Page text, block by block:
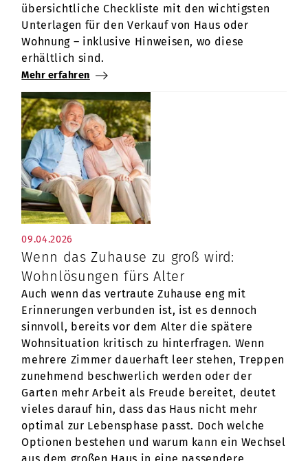
übersichtliche Checkliste mit den wichtigsten
Unterlagen für den Verkauf von Haus oder
Wohnung – inklusive Hinweisen, wo diese
erhältlich sind.
Mehr erfahren
09.04.2026
Wenn das Zuhause zu groß wird:
Wohnlösungen fürs Alter
Auch wenn das vertraute Zuhause eng mit
Erinnerungen verbunden ist, ist es dennoch
sinnvoll, bereits vor dem Alter die spätere
Wohnsituation kritisch zu hinterfragen. Wenn
mehrere Zimmer dauerhaft leer stehen, Treppen
zunehmend beschwerlich werden oder der
Garten mehr Arbeit als Freude bereitet, deutet
vieles darauf hin, dass das Haus nicht mehr
optimal zur Lebensphase passt. Doch welche
Optionen bestehen und warum kann ein Wechsel
aus dem großen Haus in eine passendere